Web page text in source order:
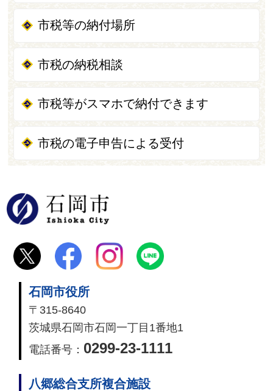
市税等の納付場所
市税の納税相談
市税等がスマホで納付できます
市税の電子申告による受付
石岡市役所
〒315-8640
茨城県石岡市石岡一丁目1番地1
電話番号： 0299-23-1111
八郷総合支所複合施設